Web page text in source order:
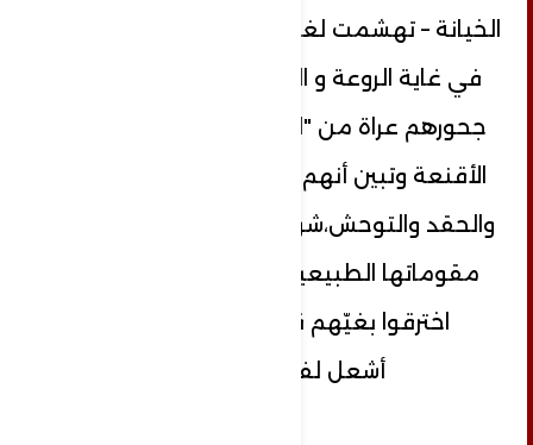
الخيانة – تهشمت لغتهم التي كنا نعتبرها
في غاية الروعة و الجمال، وخرجوا من
جحورهم عراة من "الإنسانية" ، سقطت
الأقنعة وتبين أنهم مسكونون بالعفن
والحقد والتوحش،شوه هؤلاء الحياة بكل
مقوماتها الطبيعية والإنسانية حتى
اخترقوا بغيّهم قوانين الحياة !
أشعل لفافة تبغ